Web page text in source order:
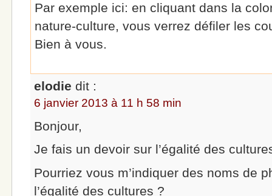
Par exemple ici: en cliquant dans la
nature-culture, vous verrez défiler les
Bien à vous.
elodie dit :
6 janvier 2013 à 11 h 58 min
Bonjour,
Je fais un devoir sur l’égalité des
Pourriez vous m’indiquer des noms de
l’égalité des cultures ?